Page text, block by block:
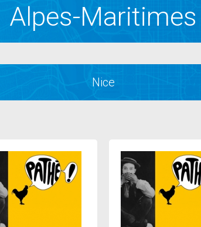
Alpes-Maritimes
Nice